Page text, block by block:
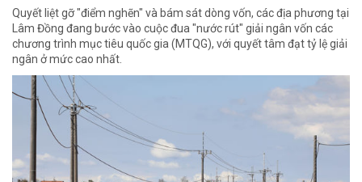
Quyết liệt gỡ "điểm nghẽn" và bám sát dòng vốn, các địa phương tại
Lâm Đồng đang bước vào cuộc đua "nước rút" giải ngân vốn các
chương trình mục tiêu quốc gia (MTQG), với quyết tâm đạt tỷ lệ giải
ngân ở mức cao nhất.